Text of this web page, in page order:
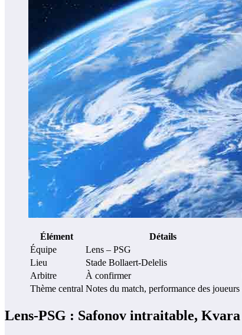
Élément Détails
Équipe
Lens – PSG
Lieu
Stade Bollaert-Delelis
Arbitre
À confirmer
Thème central Notes du match, performance des joueurs
Lens-PSG : Safonov intraitable,